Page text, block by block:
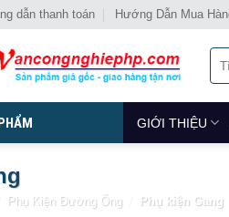
dẫn thanh toán Hướng Dẫn Mua
Tìm
GIỚI THIỆU
Phụ Kiện Đường Ống Phụ kiện Gang